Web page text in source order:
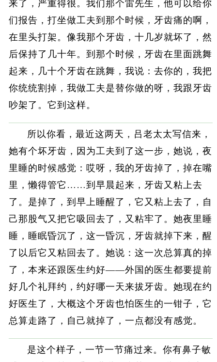
来了，严重得很。我们那个雷先生，他可以给你
们报告，打坐做工夫到那个时候，牙齿痛的啊，
在里头打架。像我那个牙齿，十几岁就坏了，然
后保持了几十年。到那个时候，牙齿在里面跳舞
起来，几十个牙齿在跳舞，我说：去你的，我把
你统统割掉，我做工夫是替你做的呀，我跟牙齿
吵架了。它到这样。
所以你看，最近这两天，吕老太太写信来，
她有个坏牙齿，因为工夫到了这一步，她说，夜
里睡的时候感觉：哎呀，我的牙齿掉了，掉在嘴
里，懒得管它……到早晨起来，牙齿又粘上去
了。是掉了，到早上睡醒了，它又粘上去了，自
己那股气又把它吸回去了，又粘牢了。她夜里睡
睡，睡眠昏沉了，这一昏沉，牙齿就掉下来，醒
了以后它又粘回去了。她说：这一次总算真的掉
了，本来还跟医生约好——外国的医生都要提前
好几个礼拜约，约好哪一天来拔牙齿。她现在约
好医生了，大概这个牙齿也怕医生的一钳子，它
总算走路了，自己就掉了，一点都没有感觉。
是这个样子，一节一节痛过来。你有鼻子敏